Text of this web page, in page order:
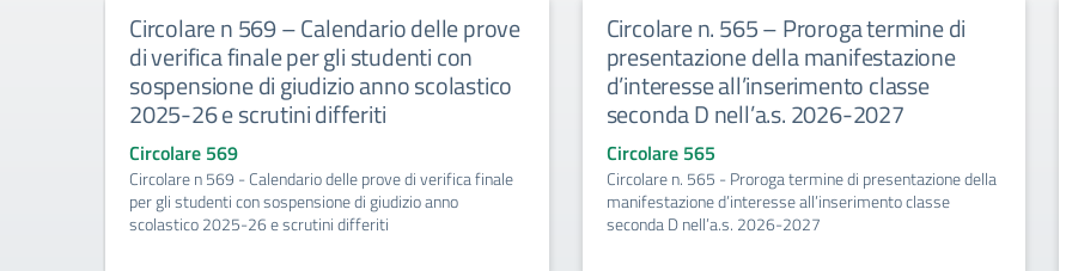
Circolare n 569 – Calendario delle prove
di verifica finale per gli studenti con
sospensione di giudizio anno scolastico
2025-26 e scrutini differiti
Circolare 569
Circolare n 569 - Calendario delle prove di verifica finale
per gli studenti con sospensione di giudizio anno
scolastico 2025-26 e scrutini differiti
Circolare n. 565 – Proroga termine di
presentazione della manifestazione
d’interesse all’inserimento classe
seconda D nell’a.s. 2026-2027
Circolare 565
Circolare n. 565 - Proroga termine di presentazione della
manifestazione d’interesse all’inserimento classe
seconda D nell’a.s. 2026-2027